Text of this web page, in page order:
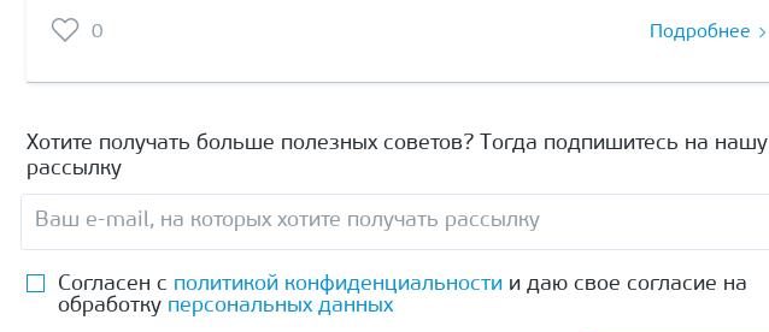
0 Подробнее
Хотите получать больше полезных советов? Тогда подпишитесь на нашу
рассылку
Согласен с политикой конфиденциальности и даю свое согласие на
обработку персональных данных